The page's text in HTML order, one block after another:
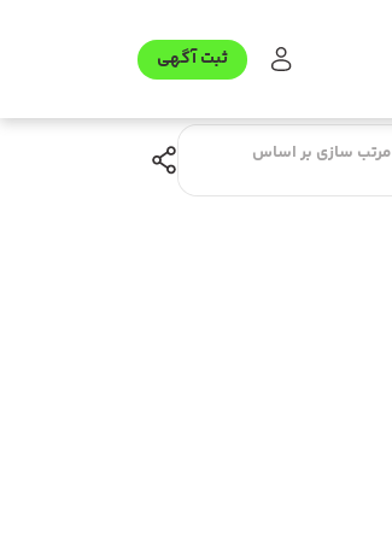
ثبت آگهی
مرتب سازی بر اساس